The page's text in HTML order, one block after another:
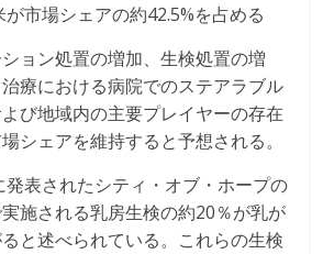
市場シェアの約42.5%を占める
ョン処置の増加、生検処置の増
療における病院でのステアラブル
び地域内の主要プレイヤーの存在
シェアを維持すると予想される。
表されたシティ・オブ・ホープの
施される乳房生検の約20％が乳が
と述べられている。これらの生検